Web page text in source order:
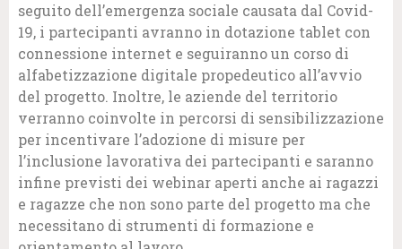
seguito dell’emergenza sociale causata dal Covid-
19, i partecipanti avranno in dotazione tablet con
connessione internet e seguiranno un corso di
alfabetizzazione digitale propedeutico all’avvio
del progetto. Inoltre, le aziende del territorio
verranno coinvolte in percorsi di sensibilizzazione
per incentivare l’adozione di misure per
l’inclusione lavorativa dei partecipanti e saranno
infine previsti dei webinar aperti anche ai ragazzi
e ragazze che non sono parte del progetto ma che
necessitano di strumenti di formazione e